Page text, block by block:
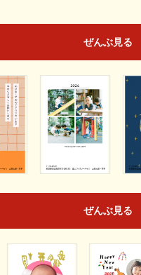
ぜんぶ見る
ぜんぶ見る